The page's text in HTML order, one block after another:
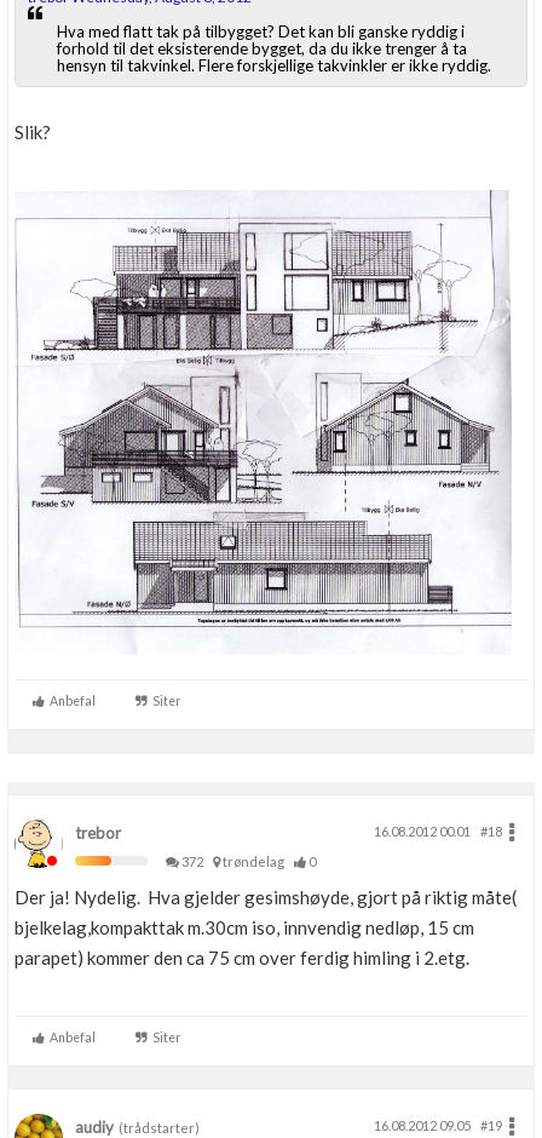
Hva med flatt tak på tilbygget? Det kan bli ganske ryddig i
forhold til det eksisterende bygget, da du ikke trenger å ta
hensyn til takvinkel. Flere forskjellige takvinkler er ikke ryddig.
Slik?
Anbefal Siter
trebor 16.08.2012 00.01
#18
372
trøndelag 0
Der ja! Nydelig. Hva gjelder gesimshøyde, gjort på riktig måte(
bjelkelag,kompakttak m.30cm iso, innvendig nedløp, 15 cm
parapet) kommer den ca 75 cm over ferdig himling i 2.etg.
Anbefal Siter
audiy (trådstarter) 16.08.2012 09.05
#19